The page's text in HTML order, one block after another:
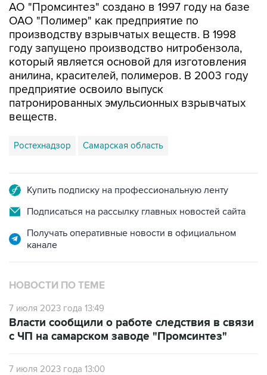
АО "Промсинтез" создано в 1997 году на базе
ОАО "Полимер" как предприятие по
производству взрывчатых веществ. В 1998
году запущено производство нитробензола,
который является основой для изготовления
анилина, красителей, полимеров. В 2003 году
предприятие освоило выпуск
патронированных эмульсионных взрывчатых
веществ.
Ростехнадзор Самарская область
Купить подписку на профессиональную ленту
Подписаться на рассылку главных новостей сайта
Получать оперативные новости в официальном
канале
НОВОСТИ ПО ТЕМЕ
7 июля 2023 года 13:49
Власти сообщили о работе следствия в связи
с ЧП на самарском заводе "Промсинтез"
7 июля 2023 года 13:00